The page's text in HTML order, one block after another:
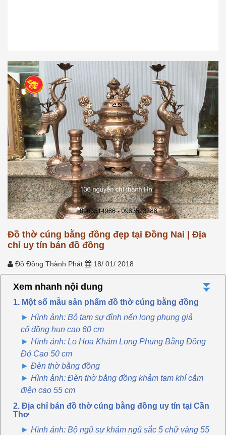
Đồ thờ cúng bằng đồng đẹp tại Đồng Nai | Địa
chỉ uy tín bán đồ đồng
Đồ Đồng Thành Phát 18/ 01/ 2018
Xem nhanh nội dung ⏬
1. Một số mẫu sản phẩm đồ thờ cúng bằng đồng
Hình ảnh: Bộ tam sự đỉnh nến long phụng giả
cổ đồng hun cao 60 cm
Hình ảnh: Lọ Hoa Khảm Long Phụng Bằng Đồng
Đỏ Cao 50 cm
Đèn thờ bằng đồng
Hình ảnh: Đèn thờ bằng đồng khảm tam khí cắm
điện cao 55 cm
2. Địa chỉ bán đồ thờ cúng bằng đồng uy tín tại Cần
Thơ
Hình ảnh: Bộ ngũ sự khảm ngũ sắc 5 chữ vàng 55